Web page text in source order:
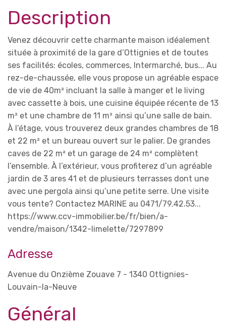
Description
Venez découvrir cette charmante maison idéalement
située à proximité de la gare d’Ottignies et de toutes
ses facilités: écoles, commerces, Intermarché, bus... Au
rez-de-chaussée, elle vous propose un agréable espace
de vie de 40m² incluant la salle à manger et le living
avec cassette à bois, une cuisine équipée récente de 13
m² et une chambre de 11 m² ainsi qu’une salle de bain.
À l’étage, vous trouverez deux grandes chambres de 18
et 22 m² et un bureau ouvert sur le palier. De grandes
caves de 22 m² et un garage de 24 m² complètent
l’ensemble. À l’extérieur, vous profiterez d’un agréable
jardin de 3 ares 41 et de plusieurs terrasses dont une
avec une pergola ainsi qu’une petite serre. Une visite
vous tente? Contactez MARINE au 0471/79.42.53...
https://www.ccv-immobilier.be/fr/bien/a-
vendre/maison/1342-limelette/7297899
Adresse
Avenue du Onzième Zouave 7 - 1340 Ottignies-
Louvain-la-Neuve
Général